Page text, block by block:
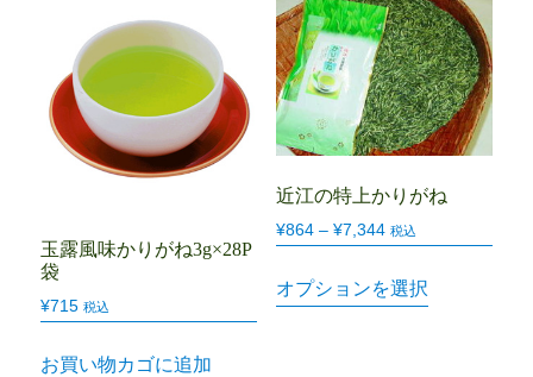
玉露風味かりがね3g×28P
袋
¥715 税込
お買い物カゴに追加
近江の特上かりがね
¥864 – ¥7,344 税込
オプションを選択